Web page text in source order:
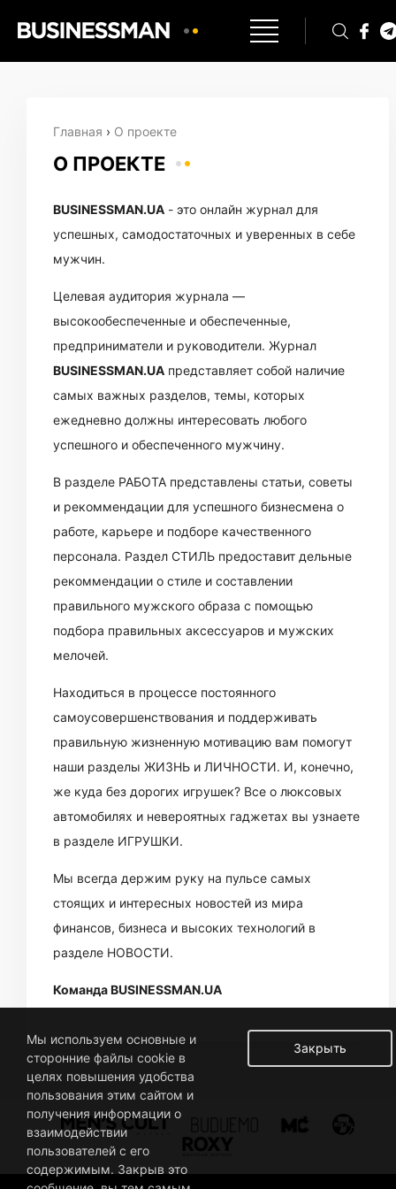
Главная › О проекте
О ПРОЕКТЕ
BUSINESSMAN.UA - это онлайн журнал для
успешных, самодостаточных и уверенных в себе
мужчин.
Целевая аудитория журнала —
высокообеспеченные и обеспеченные,
предприниматели и руководители. Журнал
BUSINESSMAN.UA представляет собой наличие
самых важных разделов, темы, которых
ежедневно должны интересовать любого
успешного и обеспеченного мужчину.
В разделе РАБОТА представлены статьи, советы
и рекоммендации для успешного бизнесмена о
работе, карьере и подборе качественного
персонала. Раздел СТИЛЬ предоставит дельные
рекоммендации о стиле и составлении
правильного мужского образа с помощью
подбора правильных аксессуаров и мужских
мелочей.
Находиться в процессе постоянного
самоусовершенствования и поддерживать
правильную жизненную мотивацию вам помогут
наши разделы ЖИЗНЬ и ЛИЧНОСТИ. И, конечно,
же куда без дорогих игрушек? Все о люксовых
автомобилях и невероятных гаджетах вы узнаете
в разделе ИГРУШКИ.
Мы всегда держим руку на пульсе самых
стоящих и интересных новостей из мира
финансов, бизнеса и высоких технологий в
разделе НОВОСТИ.
Команда BUSINESSMAN.UA
Закрыть
Мы используем основные и
сторонние файлы cookie в
целях повышения удобства
пользования этим сайтом и
получения информации о
взаимодействии
пользователей с его
содержимым. Закрыв это